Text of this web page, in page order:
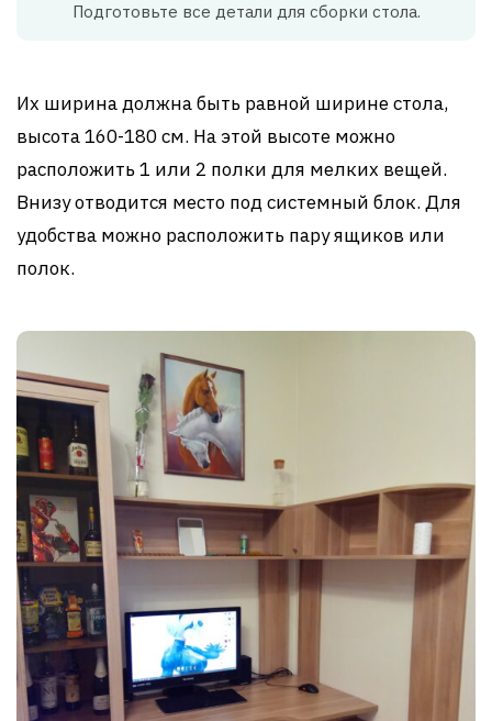
Подготовьте все детали для сборки стола.
Их ширина должна быть равной ширине стола,
высота 160-180 см. На этой высоте можно
расположить 1 или 2 полки для мелких вещей.
Внизу отводится место под системный блок. Для
удобства можно расположить пару ящиков или
полок.